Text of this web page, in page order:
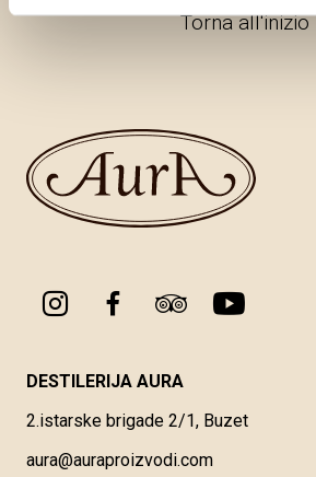
Torna all'inizio
DESTILERIJA AURA
2.istarske brigade 2/1, Buzet
aura@auraproizvodi.com